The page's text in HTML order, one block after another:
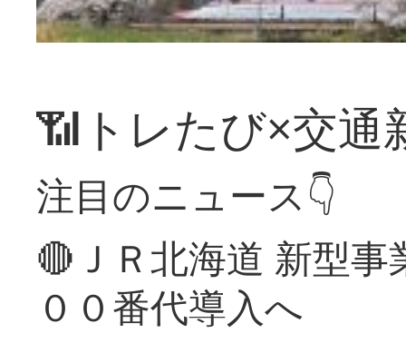
📶トレたび×交通
注目のニュース👇
🔴ＪＲ北海道 新型
００番代導入へ